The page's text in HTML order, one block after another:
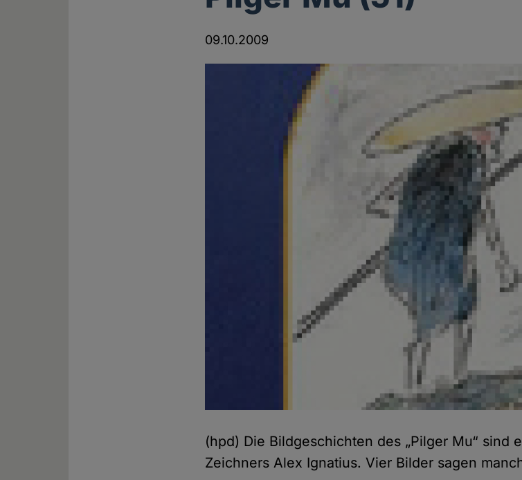
09.10.2009
(hpd) Die Bildgeschichten des „Pilger Mu“ sind
Zeichners Alex Ignatius. Vier Bilder sagen